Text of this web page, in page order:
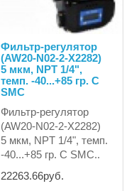
Фильтр-регулятор
(AW20-N02-2-X2282)
5 мкм, NPT 1/4",
темп. -40...+85 гр. С
SMC
Фильтр-регулятор
(AW20-N02-2-X2282)
5 мкм, NPT 1/4", темп.
-40...+85 гр. С SMC..
22263.66руб.